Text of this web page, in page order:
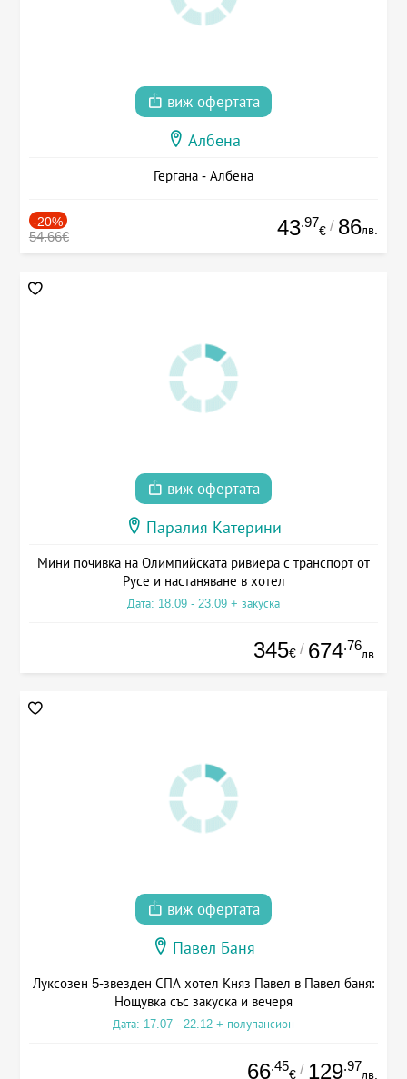
виж офертата
Албена
Гергана - Албена
-20%
54.66€ 43.97
€ / 86лв.
виж офертата
Паралия Катерини
Мини почивка на Олимпийската ривиера с транспорт от
Русе и настаняване в хотел
Дата: 18.09 - 23.09 + закуска
345€ / 674.76
лв.
виж офертата
Павел Баня
Луксозен 5-звезден СПА хотел Княз Павел в Павел баня:
Нощувка със закуска и вечеря
Дата: 17.07 - 22.12 + полупансион
66.45
€ / 129.97
лв.